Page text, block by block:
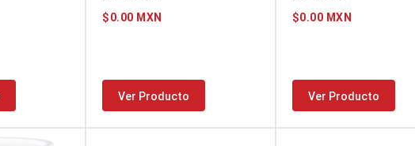
$0.00 MXN
Ver Producto
$0.00 MXN
Ver Producto